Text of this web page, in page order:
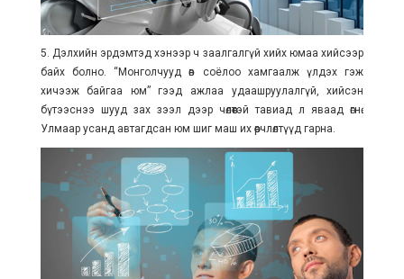
5. Дэлхийн эрдэмтэд хэнээр ч заалгалгүй хийх юмаа хийсээр
байх болно. “Монголчууд өв соёлоо хамгаалж үлдэх гэж
хичээж байгаа юм” гээд ажлаа удаашруулалгүй, хийсэн
бүтээснээ шууд зах зээл дээр чөлөөтэй тавиад л яваад өгнө.
Улмаар усанд автагдсан юм шиг маш их өөрчлөлтүүд гарна.